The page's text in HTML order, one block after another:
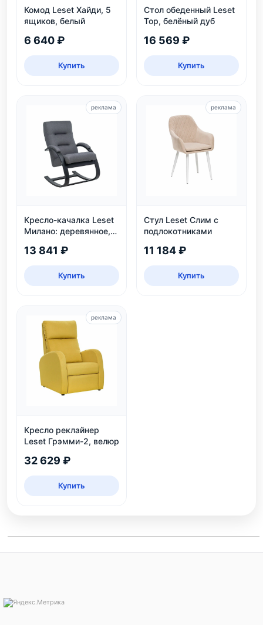
Комод Leset Хайди, 5
ящиков, белый
6 640 ₽
Купить
Стол обеденный Leset
Тор, белёный дуб
16 569 ₽
Купить
Кресло-качалка Leset
Милано: деревянное,
95
13 841 ₽
Купить
реклама
Стул Leset Слим с
подлокотниками
11 184 ₽
Купить
реклама
Кресло реклайнер
Leset Грэмми-2, велюр
32 629 ₽
Купить
реклама